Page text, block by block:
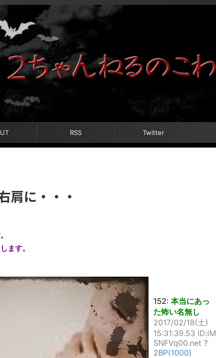
RSS Twitter
肩に・・・
ます。
152: 本当にあっ
た怖い名無し
2017/02/18(土)
15:31:39.53 ID:iM
SNFVq00.net ?
2BP(1000)